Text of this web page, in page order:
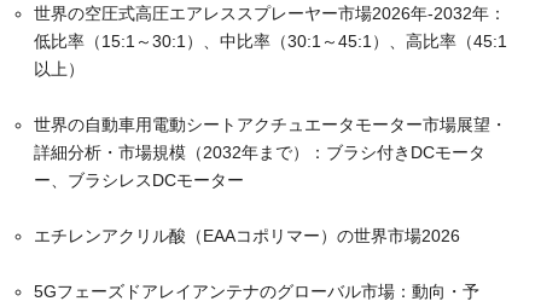
世界の空圧式高圧エアレススプレーヤー市場2026年-2032年：
低比率（15:1～30:1）、中比率（30:1～45:1）、高比率（45:1
以上）
世界の自動車用電動シートアクチュエータモーター市場展望・
詳細分析・市場規模（2032年まで）：ブラシ付きDCモータ
ー、ブラシレスDCモーター
エチレンアクリル酸（EAAコポリマー）の世界市場2026
5Gフェーズドアレイアンテナのグローバル市場：動向・予